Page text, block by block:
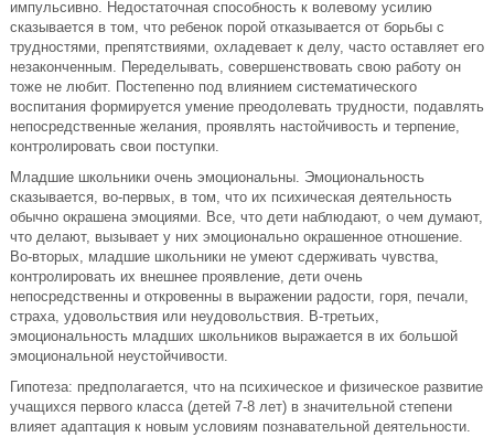
импульсивно. Недостаточная способность к волевому усилию
сказывается в том, что ребенок порой отказывается от борьбы с
трудностями, препятствиями, охладевает к делу, часто оставляет его
незаконченным. Переделывать, совершенствовать свою работу он
тоже не любит. Постепенно под влиянием систематического
воспитания формируется умение преодолевать трудности, подавлять
непосредственные желания, проявлять настойчивость и терпение,
контролировать свои поступки.
Младшие школьники очень эмоциональны. Эмоциональность
сказывается, во-первых, в том, что их психическая деятельность
обычно окрашена эмоциями. Все, что дети наблюдают, о чем думают,
что делают, вызывает у них эмоционально окрашенное отношение.
Во-вторых, младшие школьники не умеют сдерживать чувства,
контролировать их внешнее проявление, дети очень
непосредственны и откровенны в выражении радости, горя, печали,
страха, удовольствия или неудовольствия. В-третьих,
эмоциональность младших школьников выражается в их большой
эмоциональной неустойчивости.
Гипотеза: предполагается, что на психическое и физическое развитие
учащихся первого класса (детей 7-8 лет) в значительной степени
влияет адаптация к новым условиям познавательной деятельности.